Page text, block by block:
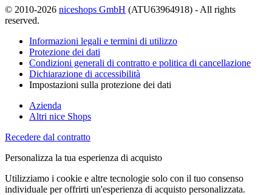
© 2010-2026 niceshops GmbH (ATU63964918) - All rights
reserved.
Informazioni legali e termini di utilizzo
Protezione dei dati
Condizioni generali di contratto e politica di cancellazione
Dichiarazione di accessibilità
Impostazioni sulla protezione dei dati
Azienda
Altri nice Shops
Recedere dal contratto
Personalizza la tua esperienza di acquisto
Utilizziamo i cookie e altre tecnologie solo con il tuo consenso
individuale per offrirti un'esperienza di acquisto personalizzata.